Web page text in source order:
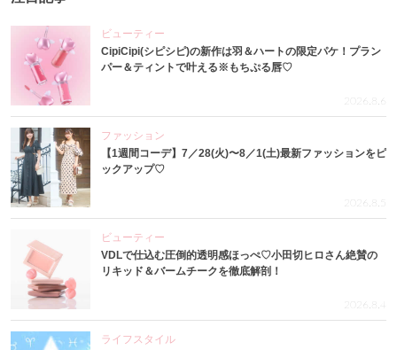
ビューティー
CipiCipi(シピシピ)の新作は羽＆ハートの限定パケ！プラン
パー＆ティントで叶える※もちぷる唇♡
2026.8.6
ファッション
【1週間コーデ】7／28(火)〜8／1(土)最新ファッションをピ
ックアップ♡
2026.8.5
ビューティー
VDLで仕込む圧倒的透明感ほっぺ♡小田切ヒロさん絶賛の
リキッド＆バームチークを徹底解剖！
2026.8.4
ライフスタイル